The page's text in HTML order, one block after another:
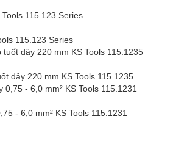
115.123 Series
dây 220 mm KS Tools 115.1235
- 6,0 mm² KS Tools 115.1231